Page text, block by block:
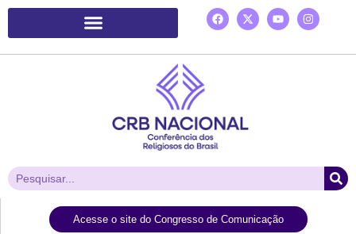
Acesse o site do Congresso de Comunicação